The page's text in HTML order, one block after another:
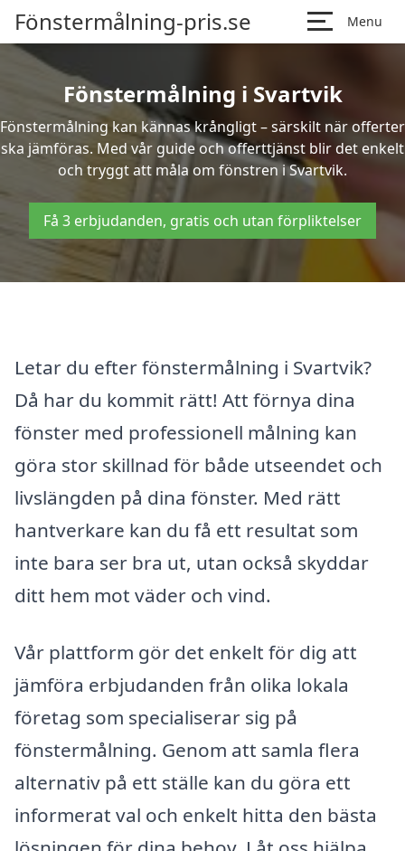
Fönstermålning-pris.se Menu
Fönstermålning i Svartvik
Fönstermålning kan kännas krångligt – särskilt när offerter
ska jämföras. Med vår guide och offerttjänst blir det enkelt
och tryggt att måla om fönstren i Svartvik.
Få 3 erbjudanden, gratis och utan förpliktelser
Letar du efter fönstermålning i Svartvik?
Då har du kommit rätt! Att förnya dina
fönster med professionell målning kan
göra stor skillnad för både utseendet och
livslängden på dina fönster. Med rätt
hantverkare kan du få ett resultat som
inte bara ser bra ut, utan också skyddar
ditt hem mot väder och vind.
Vår plattform gör det enkelt för dig att
jämföra erbjudanden från olika lokala
företag som specialiserar sig på
fönstermålning. Genom att samla flera
alternativ på ett ställe kan du göra ett
informerat val och enkelt hitta den bästa